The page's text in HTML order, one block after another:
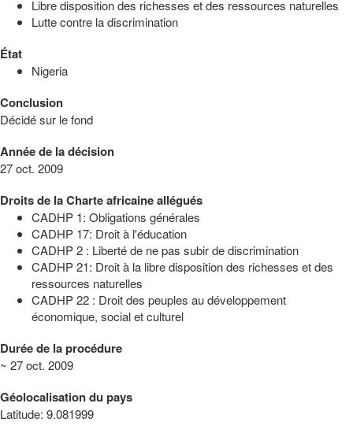
Libre disposition des richesses et des ressources naturelles
Lutte contre la discrimination
État
Nigeria
Conclusion
Décidé sur le fond
Année de la décision
27 oct. 2009
Droits de la Charte africaine allégués
CADHP 1: Obligations générales
CADHP 17: Droit à l'éducation
CADHP 2 : Liberté de ne pas subir de discrimination
CADHP 21: Droit à la libre disposition des richesses et des
ressources naturelles
CADHP 22 : Droit des peuples au développement
économique, social et culturel
Durée de la procédure
~ 27 oct. 2009
Géolocalisation du pays
Latitude: 9.081999